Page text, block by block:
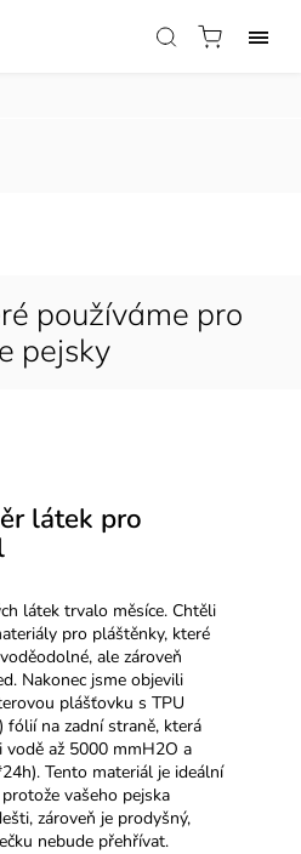
používáme pro
pejsky
látek pro
látek trvalo měsíce. Chtěli
pro pláštěnky, které
ale zároveň
Nakonec jsme objevili
plášťovku s TPU
na zadní straně, která
až 5000 mmH2O a
Tento materiál je ideální
vašeho pejska
zároveň je prodyšný,
nebude přehřívat.